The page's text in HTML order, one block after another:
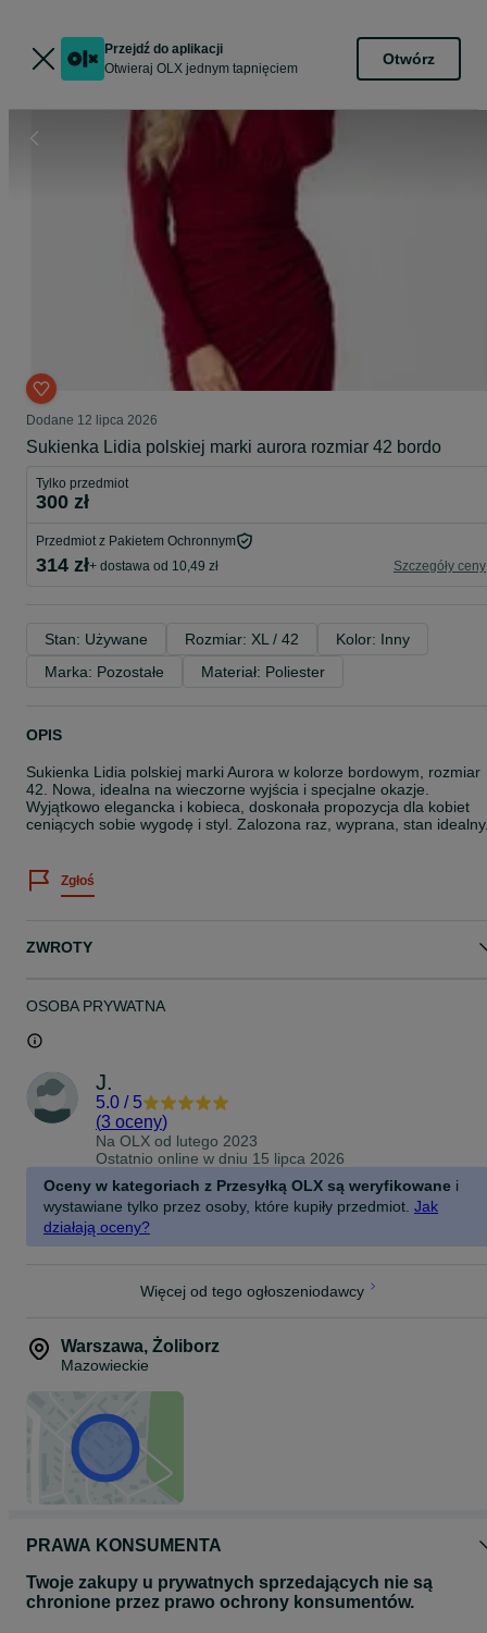
Przejdź do aplikacji
Otwieraj OLX jednym tapnięciem
Otwórz
Dodane 12 lipca 2026
Sukienka Lidia polskiej marki aurora rozmiar 42 bordo
Tylko przedmiot
300 zł
Przedmiot z Pakietem Ochronnym
314 zł+ dostawa od 10,49 zł Szczegóły ceny
Stan: Używane Rozmiar: XL / 42
Kolor: Inny
Marka: Pozostałe
Materiał: Poliester
OPIS
Sukienka Lidia polskiej marki Aurora w kolorze bordowym, rozmiar
42. Nowa, idealna na wieczorne wyjścia i specjalne okazje.
Wyjątkowo elegancka i kobieca, doskonała propozycja dla kobiet
ceniących sobie wygodę i styl. Zalozona raz, wyprana, stan
Zgłoś
ZWROTY
OSOBA PRYWATNA
J.
5.0 / 5
(3 oceny)
Na OLX od lutego 2023
Ostatnio online w dniu 15 lipca 2026
Oceny w kategoriach z Przesyłką OLX są weryfikowane i
wystawiane tylko przez osoby, które kupiły przedmiot. Jak
działają oceny?
Więcej od tego ogłoszeniodawcy
Warszawa, Żoliborz
Mazowieckie
PRAWA KONSUMENTA
Twoje zakupy u prywatnych sprzedających nie są
chronione przez prawo ochrony konsumentów.